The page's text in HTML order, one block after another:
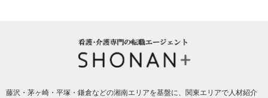
講者サポート タントに相談 を応援！シニア派
藤沢・茅ヶ崎・平塚・鎌倉などの湘南エリアを基盤に、関東エリアで人材紹介